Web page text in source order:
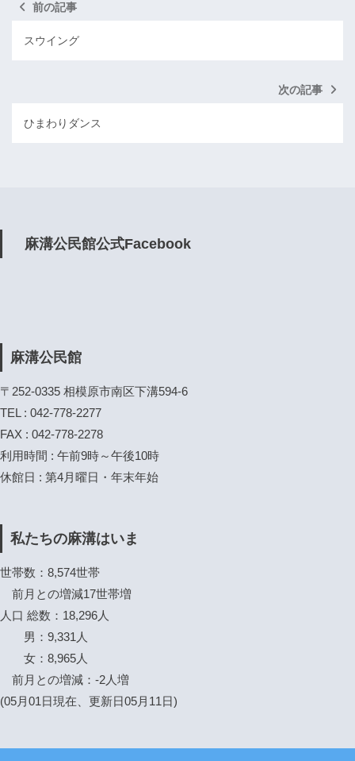
前の記事
スウイング
次の記事
ひまわりダンス
麻溝公民館公式Facebook
麻溝公民館
〒252-0335 相模原市南区下溝594-6
TEL : 042-778-2277
FAX : 042-778-2278
利用時間 : 午前9時～午後10時
休館日 : 第4月曜日・年末年始
私たちの麻溝はいま
世帯数：8,574世帯
前月との増減17世帯増
人口 総数：18,296人
男：9,331人
女：8,965人
前月との増減：-2人増
(05月01日現在、更新日05月11日)